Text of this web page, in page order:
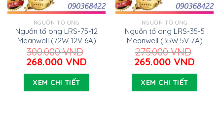
NGUỒN TỔ ONG
Nguồn tổ ong LRS-75-12
Meanwell (72W 12V 6A)
300.000VND
Giá
gốc
là:
300.000 VND.
268.000 VND
hiện
là:
XEM CHI TIẾT
NGUỒN TỔ ONG
Nguồn tổ ong LRS-35-5
Meanwell (35W 5V 7A)
275.000VND
Giá
gốc
là:
275.000 VND.
265.000 VND
hiện
là:
XEM CHI TIẾT